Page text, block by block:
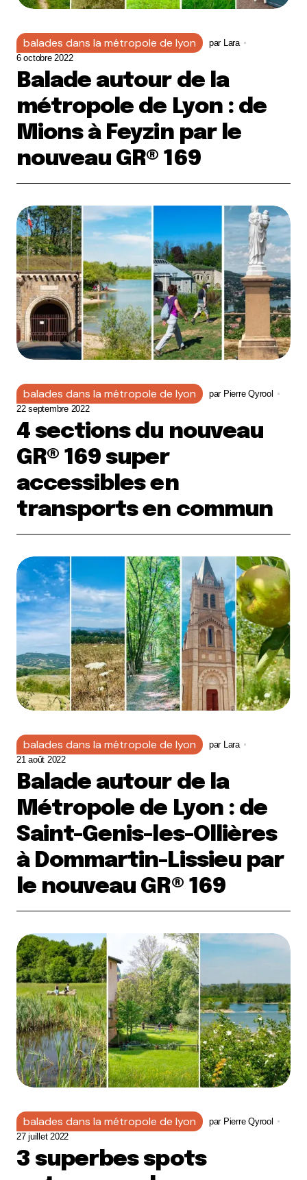
balades dans la métropole de lyon par Lara
6 octobre 2022
Balade autour de la
métropole de Lyon : de
Mions à Feyzin par le
nouveau GR® 169
balades dans la métropole de lyon par Pierre Qyrool
22 septembre 2022
4 sections du nouveau
GR® 169 super
accessibles en
transports en commun
balades dans la métropole de lyon par Lara
21 août 2022
Balade autour de la
Métropole de Lyon : de
Saint-Genis-les-Ollières
à Dommartin-Lissieu par
le nouveau GR® 169
balades dans la métropole de lyon par Pierre Qyrool
27 juillet 2022
3 superbes spots